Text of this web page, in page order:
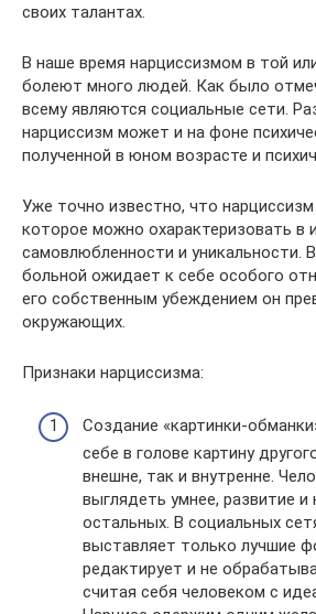
своих талантах.
В наше время нарциссизмом в той
болеют много людей. Как было
всему являются социальные сети.
нарциссизм может и на фоне
полученной в юном возрасте и
Уже точно известно, что
которое можно охарактеризовать в
самовлюбленности и уникальности.
больной ожидает к себе особого
его собственным убеждением он
окружающих.
Признаки нарциссизма:
Создание «картинки-
себе в голове картину
внешне, так и внутренне.
выглядеть умнее, развитие и
остальных. В социальных
выставляет только лучшие
редактирует и не
считая себя человеком с